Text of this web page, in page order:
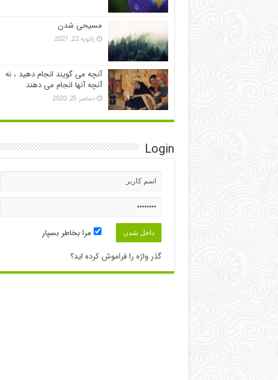
مسیحی شدن
ژانویه 22, 2021
آنچه می گویند انجام دهید ، نه
آنچه آنها انجام می دهند
دسامبر 25, 2020
Login
مرا بخاطر بسپار
گذر واژه را فراموش کرده اید؟